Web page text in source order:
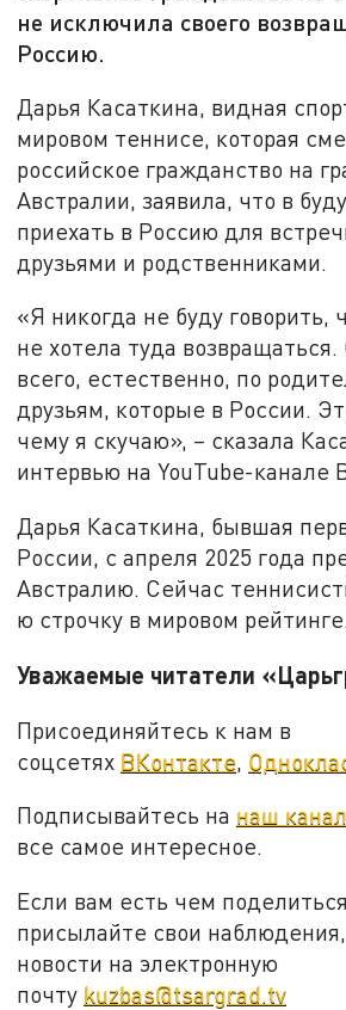
не исключила своего
Россию.
Дарья Касаткина, видная
мировом теннисе, которая
российское гражданство на
Австралии, заявила, что в
приехать в Россию для
друзьями и родственниками.
«Я никогда не буду говорить,
не хотела туда
всего, естественно, по
друзьям, которые в России.
чему я скучаю», – сказала
интервью на YouTube-канале
Дарья Касаткина, бывшая
России, с апреля 2025 года
Австралию. Сейчас
ю строчку в мировом рейтинге.
Уважаемые читатели
Присоединяйтесь к нам в
соцсетях ВКонтакте
Подписывайтесь на наш канал
все самое интересное.
Если вам есть чем
присылайте свои
новости на электронную
почту kuzbas@tsargrad.tv